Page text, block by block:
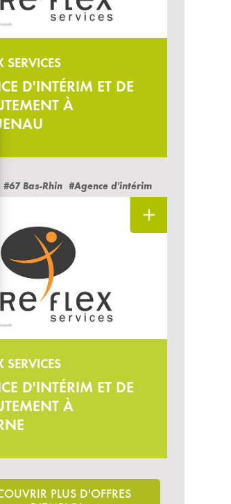
SERVICES
D'INTÉRIM ET DE
À
#67 Bas-Rhin #Agence d'intérim
SERVICES
D'INTÉRIM ET DE
À
PLUS D'OFFRES